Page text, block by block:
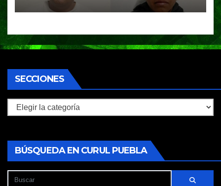
SECCIONES
Secciones
BÚSQUEDA EN CURUL PUEBLA